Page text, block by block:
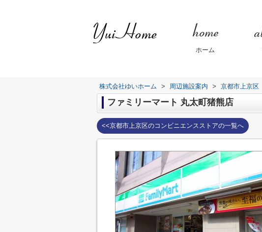
ホーム
株式会社ゆいホーム > 周辺施設案内 > 京都市上京区
ファミリーマート 丸太町猪熊店
<<京都市上京区のコンビニエンスストアの一覧へ